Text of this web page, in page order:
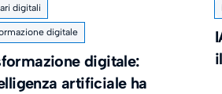
digitali
digitale
digitale:
artificiale ha